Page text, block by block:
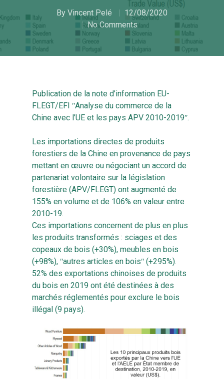
By Vincent Pelé
12/08/2020
No Comments
Publication de la note d’information EU-
FLEGT/EFI ʺAnalyse du commerce de la
Chine avec l’UE et les pays APV 2010-2019ʺ.
Les importations directes de produits
forestiers de la Chine en provenance de pays
mettant en œuvre ou négociant un accord de
partenariat volontaire sur la législation
forestière (APV/FLEGT) ont augmenté de
155% en volume et de 106% en valeur entre
2010-19.
Ces importations concernent de plus en plus
les produits transformés : sciages et des
copeaux de bois (+30%), meubles en bois
(+98%), ʺautres articles en boisʺ (+295%).
52% des exportations chinoises de produits
du bois en 2019 ont été destinées à des
marchés réglementés pour exclure le bois
illégal (9 pays).